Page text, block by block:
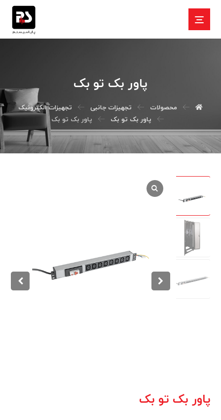
پاور بک تو بک
محصولات تجهیزات جانبی
تجهیزات الکترونیک
پاور بک تو بک
پاور بک تو بک
پاور بک تو بک